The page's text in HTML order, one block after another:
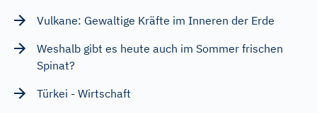
Vulkane: Gewaltige Kräfte im Inneren der Erde
Weshalb gibt es heute auch im Sommer frischen
Spinat?
Türkei - Wirtschaft